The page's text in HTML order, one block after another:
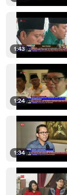
1:43
1:24
1:34